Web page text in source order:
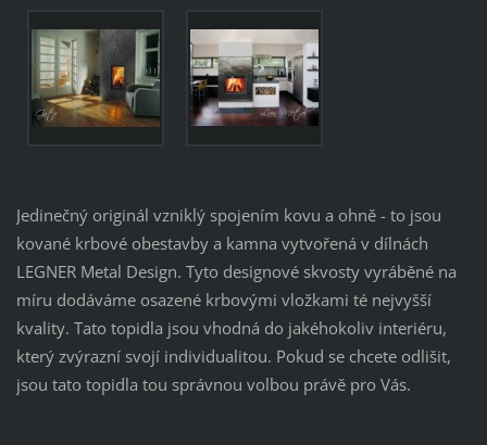
Jedinečný originál vzniklý spojením kovu a ohně - to jsou
kované krbové obestavby a kamna vytvořená v dílnách
LEGNER Metal Design. Tyto designové skvosty vyráběné na
míru dodáváme osazené krbovými vložkami té nejvyšší
kvality. Tato topidla jsou vhodná do jakéhokoliv interiéru,
který zvýrazní svojí individualitou. Pokud se chcete odlišit,
jsou tato topidla tou správnou volbou právě pro Vás.